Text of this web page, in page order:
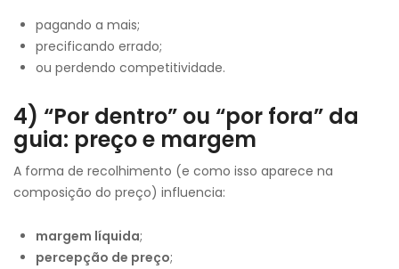
pagando a mais;
precificando errado;
ou perdendo competitividade.
4) “Por dentro” ou “por fora” da
guia: preço e margem
A forma de recolhimento (e como isso aparece na
composição do preço) influencia:
margem líquida;
percepção de preço;